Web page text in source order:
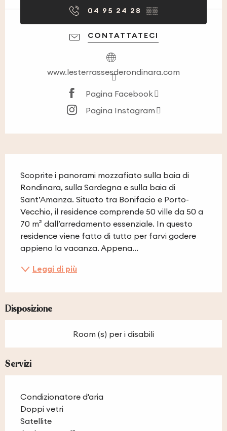
04 95 24 28 ▒▒
CONTATTATECI
www.lesterrassesderondinara.com
Pagina Facebook
Pagina Instagram
Scoprite i panorami mozzafiato sulla baia di
Rondinara, sulla Sardegna e sulla baia di
Sant’Amanza. Situato tra Bonifacio e Porto-
Vecchio, il residence comprende 50 ville da 50 a
70 m² dall’arredamento essenziale. In questo
residence viene fatto di tutto per farvi godere
appieno la vacanza. Appena...
Leggi di più
Disposizione
Room (s) per i disabili
Servizi
Condizionatore d'aria
Doppi vetri
Satellite